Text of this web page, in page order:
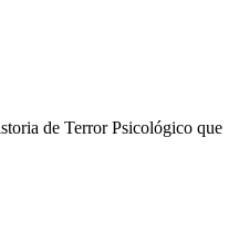
de Terror Psicológico que